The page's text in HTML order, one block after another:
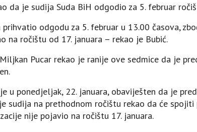
da je sudija Suda BiH odgodio za 5. februar
odgodu za 5. februar u 13.00 časova,
na ročištu od 17. januara – rekao je Bubić.
Pucar rekao je ranije ove sedmice da je
u ponedjeljak, 22. januara, obaviješten da je
sudija na prethodnom ročištu rekao da će
nije pojavio na ročištu 17. januara.